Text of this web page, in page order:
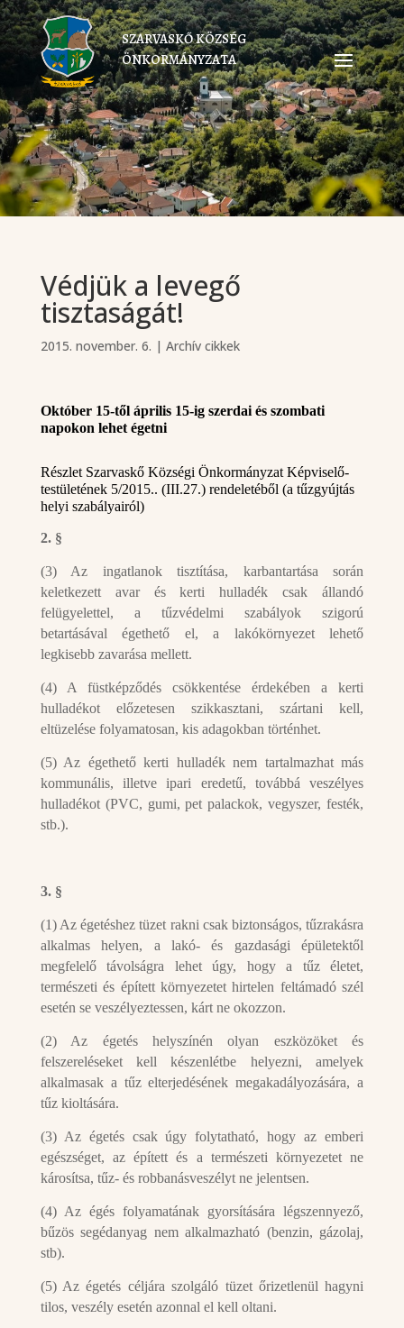
SZARVASKŐ KÖZSÉG
ÖNKORMÁNYZATA
Védjük a levegő
tisztaságát!
2015. november. 6. | Archív cikkek
Október 15-től április 15-ig szerdai és szombati
napokon lehet égetni
Részlet Szarvaskő Községi Önkormányzat Képviselő-
testületének 5/2015.. (III.27.) rendeletéből (a tűzgyújtás
helyi szabályairól)
2. §
(3) Az ingatlanok tisztítása, karbantartása során
keletkezett avar és kerti hulladék csak állandó
felügyelettel, a tűzvédelmi szabályok szigorú
betartásával égethető el, a lakókörnyezet lehető
legkisebb zavarása mellett.
(4) A füstképződés csökkentése érdekében a kerti
hulladékot előzetesen szikkasztani, szártani kell,
eltüzelése folyamatosan, kis adagokban történhet.
(5) Az égethető kerti hulladék nem tartalmazhat más
kommunális, illetve ipari eredetű, továbbá veszélyes
hulladékot (PVC, gumi, pet palackok, vegyszer, festék,
stb.).
3. §
(1) Az égetéshez tüzet rakni csak biztonságos, tűzrakásra
alkalmas helyen, a lakó- és gazdasági épületektől
megfelelő távolságra lehet úgy, hogy a tűz életet,
természeti és épített környezetet hirtelen feltámadó szél
esetén se veszélyeztessen, kárt ne okozzon.
(2) Az égetés helyszínén olyan eszközöket és
felszereléseket kell készenlétbe helyezni, amelyek
alkalmasak a tűz elterjedésének megakadályozására, a
tűz kioltására.
(3) Az égetés csak úgy folytatható, hogy az emberi
egészséget, az épített és a természeti környezetet ne
károsítsa, tűz- és robbanásveszélyt ne jelentsen.
(4) Az égés folyamatának gyorsítására légszennyező,
bűzös segédanyag nem alkalmazható (benzin, gázolaj,
stb).
(5) Az égetés céljára szolgáló tüzet őrizetlenül hagyni
tilos, veszély esetén azonnal el kell oltani.